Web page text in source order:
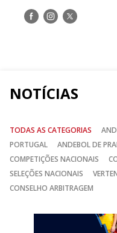
Siga-Siga-Siga-
NOTÍCIAS
TODAS AS CATEGORIAS
PORTUGAL
ANDEBOL DE
COMPETIÇÕES NACIONAIS
SELEÇÕES NACIONAIS
CONSELHO ARBITRAGEM